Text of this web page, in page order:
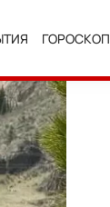
ГОРОСКОП